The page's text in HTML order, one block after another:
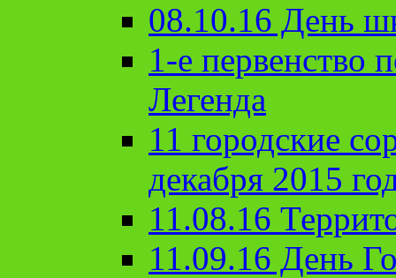
08.10.16 День
1-е первенство
Легенда
11 городские
декабря 2015
11.08.16
11.09.16 День